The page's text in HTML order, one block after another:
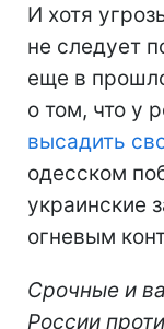
И хотя
не следует
еще в
о том, что у
высадить
одесском
украинские
огневым
Срочные и
России